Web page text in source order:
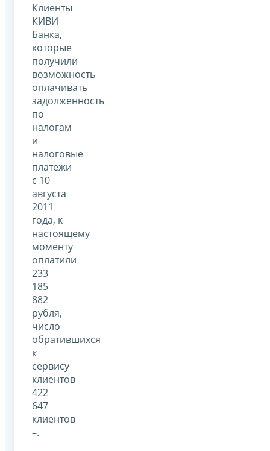
Клиенты
КИВИ
Банка,
которые
получили
возможность
оплачивать
задолженность
по
налогам
и
налоговые
платежи
с 10
августа
2011
года, к
настоящему
моменту
оплатили
233
185
882
рубля,
число
обратившихся
к
сервису
клиентов
422
647
клиентов
–.